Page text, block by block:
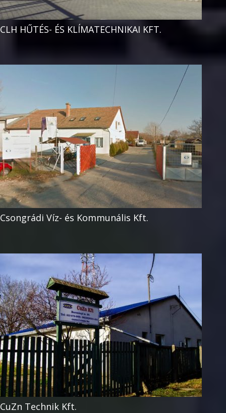
CLH HŰTÉS- ÉS KLÍMATECHNIKAI KFT.
Csongrádi Víz- és Kommunális Kft.
CuZn Technik Kft.